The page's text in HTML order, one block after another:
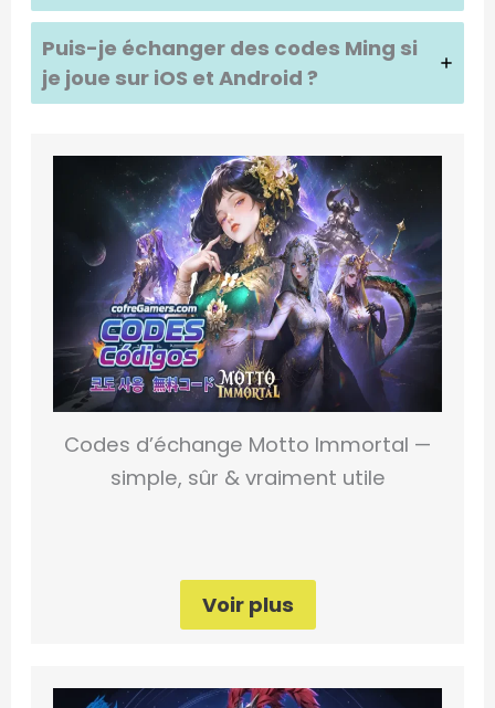
Puis-je échanger des codes Ming si
je joue sur iOS et Android ?
Codes d’échange Motto Immortal —
simple, sûr & vraiment utile
Voir plus